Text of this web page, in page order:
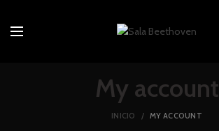
My account
INICIO MY ACCOUNT